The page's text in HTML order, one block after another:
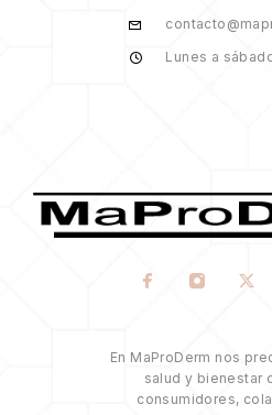
Lunes a
En MaProDerm nos
salud y bienestar
consumidores,